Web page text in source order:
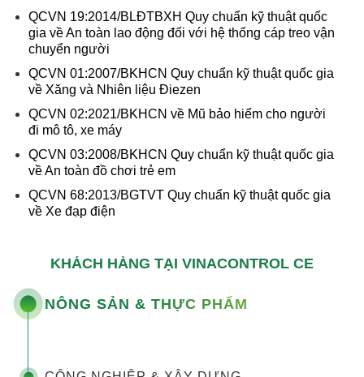
QCVN 19:2014/BLĐTBXH Quy chuẩn kỹ thuật quốc
gia về An toàn lao động đối với hệ thống cáp treo vận
chuyển người
QCVN 01:2007/BKHCN Quy chuẩn kỹ thuật quốc gia
về Xăng và Nhiên liệu Điezen
QCVN 02:2021/BKHCN về Mũ bảo hiểm cho người
đi mô tô, xe máy
QCVN 03:2008/BKHCN Quy chuẩn kỹ thuật quốc gia
về An toàn đồ chơi trẻ em
QCVN 68:2013/BGTVT Quy chuẩn kỹ thuật quốc gia
về Xe đạp điện
KHÁCH HÀNG TẠI VINACONTROL CE
NÔNG SẢN & THỰC PHẨM